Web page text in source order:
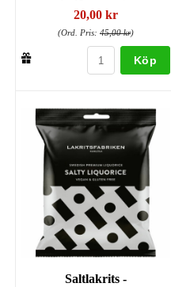
20,00 kr
(Ord. Pris: 45,00 kr)
Köp
Saltlakrits -